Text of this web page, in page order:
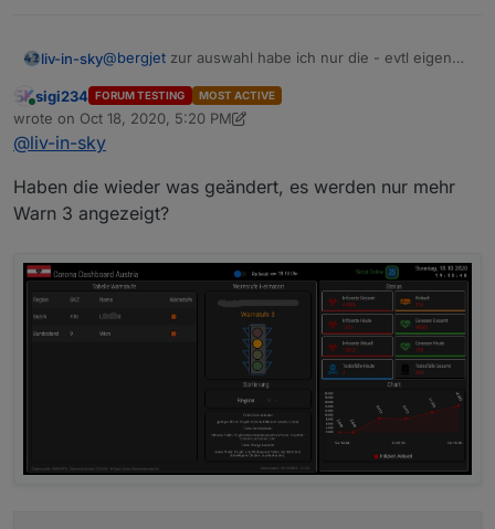
liv-in-sky@bergjet zur auswahl habe ich nur die - evtl eigene
Spoiler
Online
sigi234 FORUM TESTING MOST ACTIVE
wrote on Oct 18, 2020, 5:20 PM
last edited by sigi234Oct 18, 2020, 7:22 PM
@liv-in-sky
Haben die wieder was geändert, es werden nur mehr
Warn 3 angezeigt?